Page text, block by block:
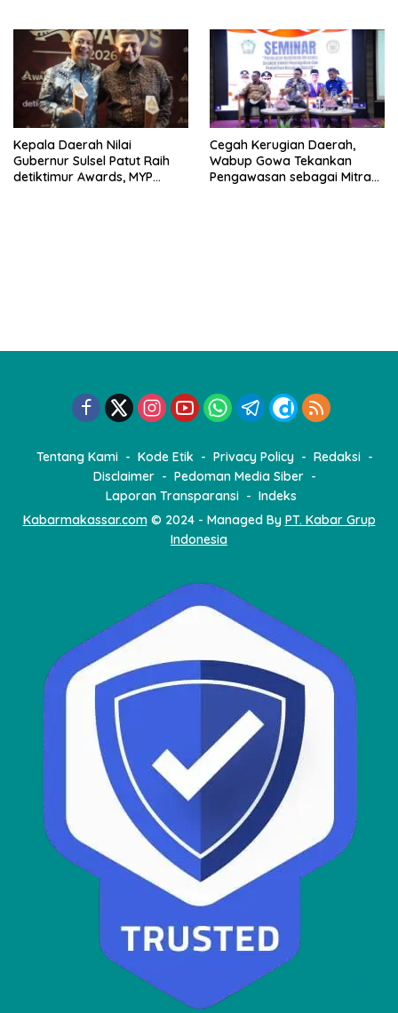
Kepala Daerah Nilai
Gubernur Sulsel Patut Raih
detiktimur Awards, MYP
Cegah Kerugian Daerah,
Wabup Gowa Tekankan
Pengawasan sebagai Mitra
Tentang Kami Kode Etik Privacy Policy
Redaksi
Disclaimer
Pedoman Media Siber
Laporan Transparansi
Indeks
Kabarmakassar.com© 2024 - Managed By PT. Kabar Grup
Indonesia